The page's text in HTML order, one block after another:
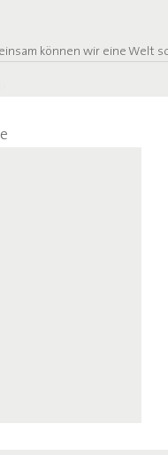
können wir eine Welt